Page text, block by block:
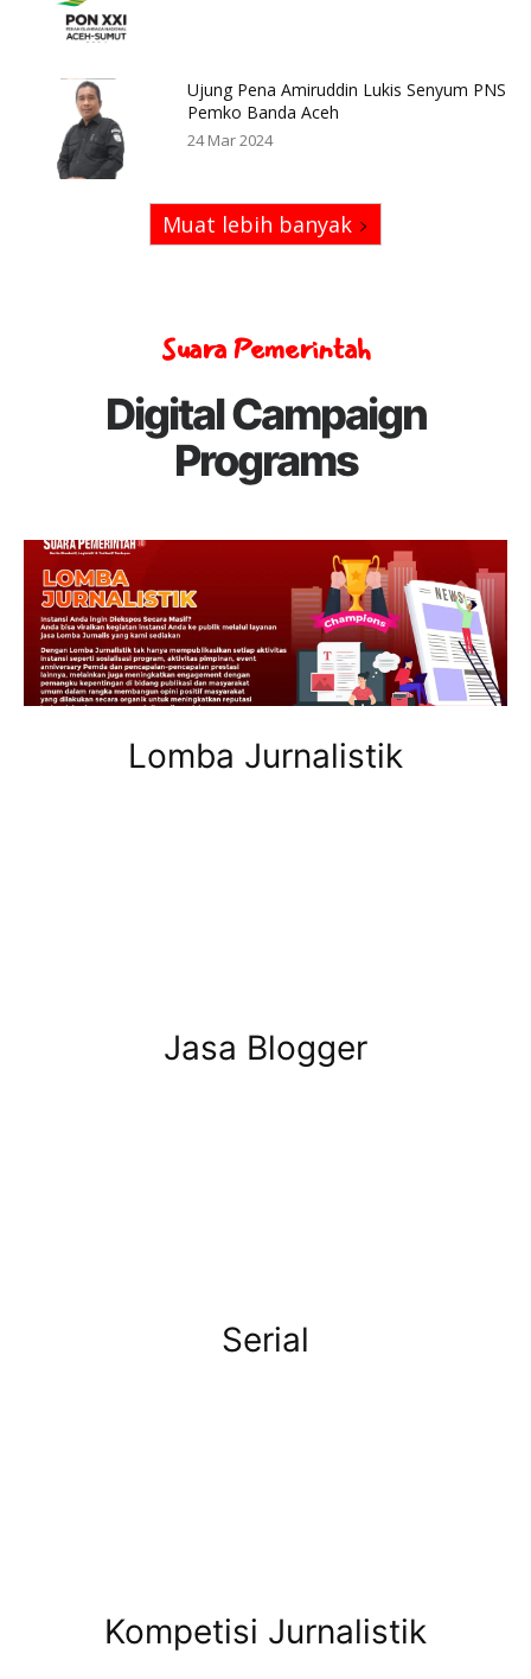
Ujung Pena Amiruddin Lukis Senyum PNS
Pemko Banda Aceh
24 Mar 2024
Muat lebih banyak
Suara Pemerintah
Digital Campaign
Programs
Lomba Jurnalistik
Jasa Blogger
Serial
Kompetisi Jurnalistik